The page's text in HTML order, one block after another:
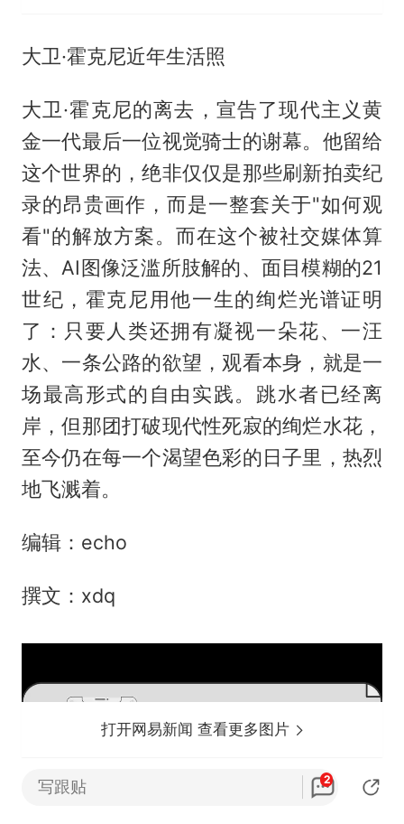
大卫·霍克尼近年生活照
大卫·霍克尼的离去，宣告了现代主义黄
金一代最后一位视觉骑士的谢幕。他留给
这个世界的，绝非仅仅是那些刷新拍卖纪
录的昂贵画作，而是一整套关于"如何观
看"的解放方案。而在这个被社交媒体算
法、AI图像泛滥所肢解的、面目模糊的21
世纪，霍克尼用他一生的绚烂光谱证明
了：只要人类还拥有凝视一朵花、一汪
水、一条公路的欲望，观看本身，就是一
场最高形式的自由实践。跳水者已经离
岸，但那团打破现代性死寂的绚烂水花，
至今仍在每一个渴望色彩的日子里，热烈
地飞溅着。
编辑：echo
撰文：xdq
打开网易新闻 查看更多图片
写跟贴 2